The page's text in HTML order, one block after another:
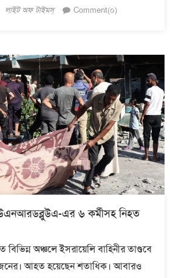
Author
লাইট অফ টাইমস্ Comment(০)
এর ৬ কর্মীসহ নিহত
অঞ্চলে ইসরায়েলি বাহিনীর তাণ্ডবে
আহত হয়েছেন শতাধিক। আবারও